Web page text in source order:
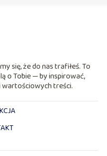
się, że do nas trafiłeś. To
o Tobie — by inspirować,
wartościowych treści.